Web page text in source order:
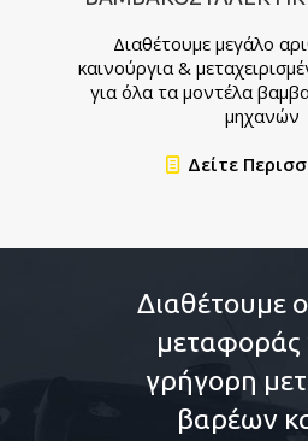
Διαθέτουμε μεγάλο
καινούργια &
για όλα τα μοντέλα
μηχανών
Δείτε
Διαθέτουμε
μεταφοράς
γρήγορη
βαρέων